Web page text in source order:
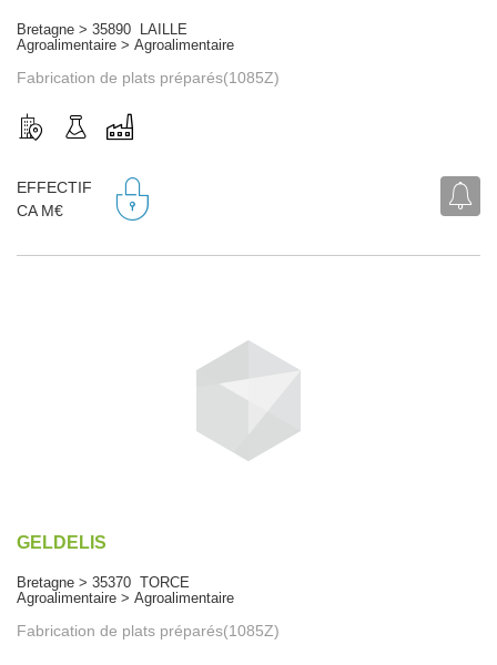
Bretagne > 35890 LAILLE
Agroalimentaire > Agroalimentaire
Fabrication de plats préparés(1085Z)
EFFECTIF
CA M€
GELDELIS
Bretagne > 35370 TORCE
Agroalimentaire > Agroalimentaire
Fabrication de plats préparés(1085Z)